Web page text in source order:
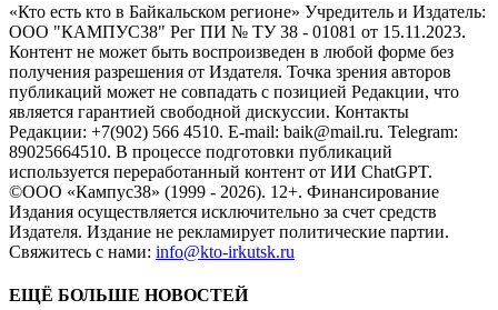
«Кто есть кто в Байкальском регионе» Учредитель и Издатель:
ООО "КАМПУС38" Рег ПИ № ТУ 38 - 01081 от 15.11.2023.
Контент не может быть воспроизведен в любой форме без
получения разрешения от Издателя. Точка зрения авторов
публикаций может не совпадать с позицией Редакции, что
является гарантией свободной дискуссии. Контакты
Редакции: +7(902) 566 4510. E-mail: baik@mail.ru. Telegram:
89025664510. В процессе подготовки публикаций
используется переработанный контент от ИИ ChatGPT.
©ООО «Кампус38» (1999 - 2026). 12+. Финансирование
Издания осуществляется исключительно за счет средств
Издателя. Издание не рекламирует политические партии.
Свяжитесь с нами: info@kto-irkutsk.ru
ЕЩЁ БОЛЬШЕ НОВОСТЕЙ